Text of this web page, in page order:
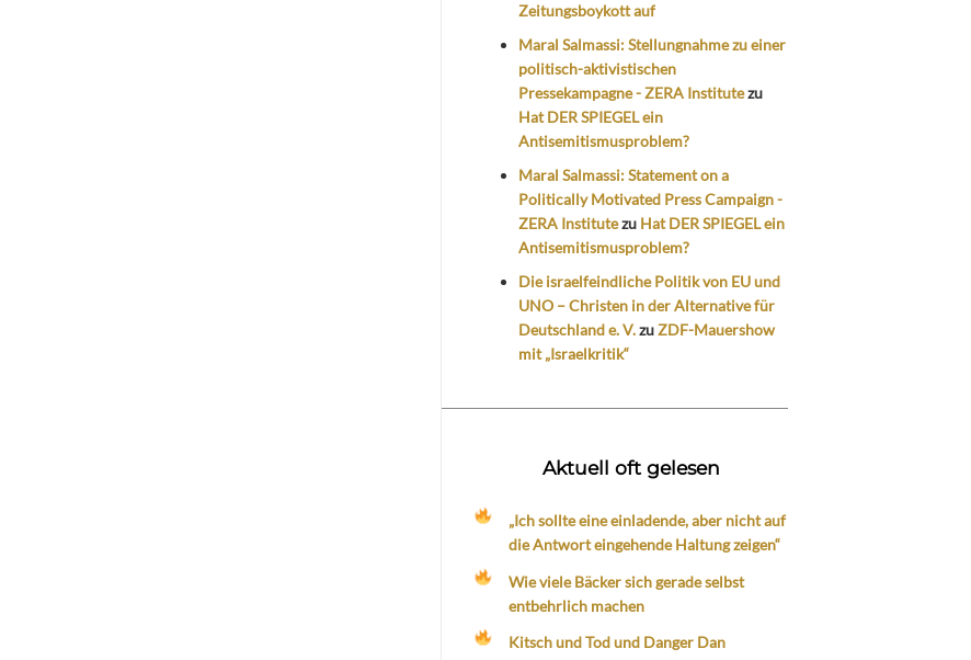
Zeitungsboykott auf
Maral Salmassi: Stellungnahme zu einer
politisch-aktivistischen
Pressekampagne - ZERA Institutezu
Hat DER SPIEGEL ein
Antisemitismusproblem?
Maral Salmassi: Statement on a
Politically Motivated Press Campaign -
ZERA Institutezu Hat DER SPIEGEL ein
Antisemitismusproblem?
Die israelfeindliche Politik von EU und
UNO – Christen in der Alternative für
Deutschland e. V.zuZDF-Mauershow
mit „Israelkritik“
Aktuell oft gelesen
„Ich sollte eine einladende, aber nicht auf
die Antwort eingehende Haltung zeigen“
Wie viele Bäcker sich gerade selbst
entbehrlich machen
Kitsch und Tod und Danger Dan